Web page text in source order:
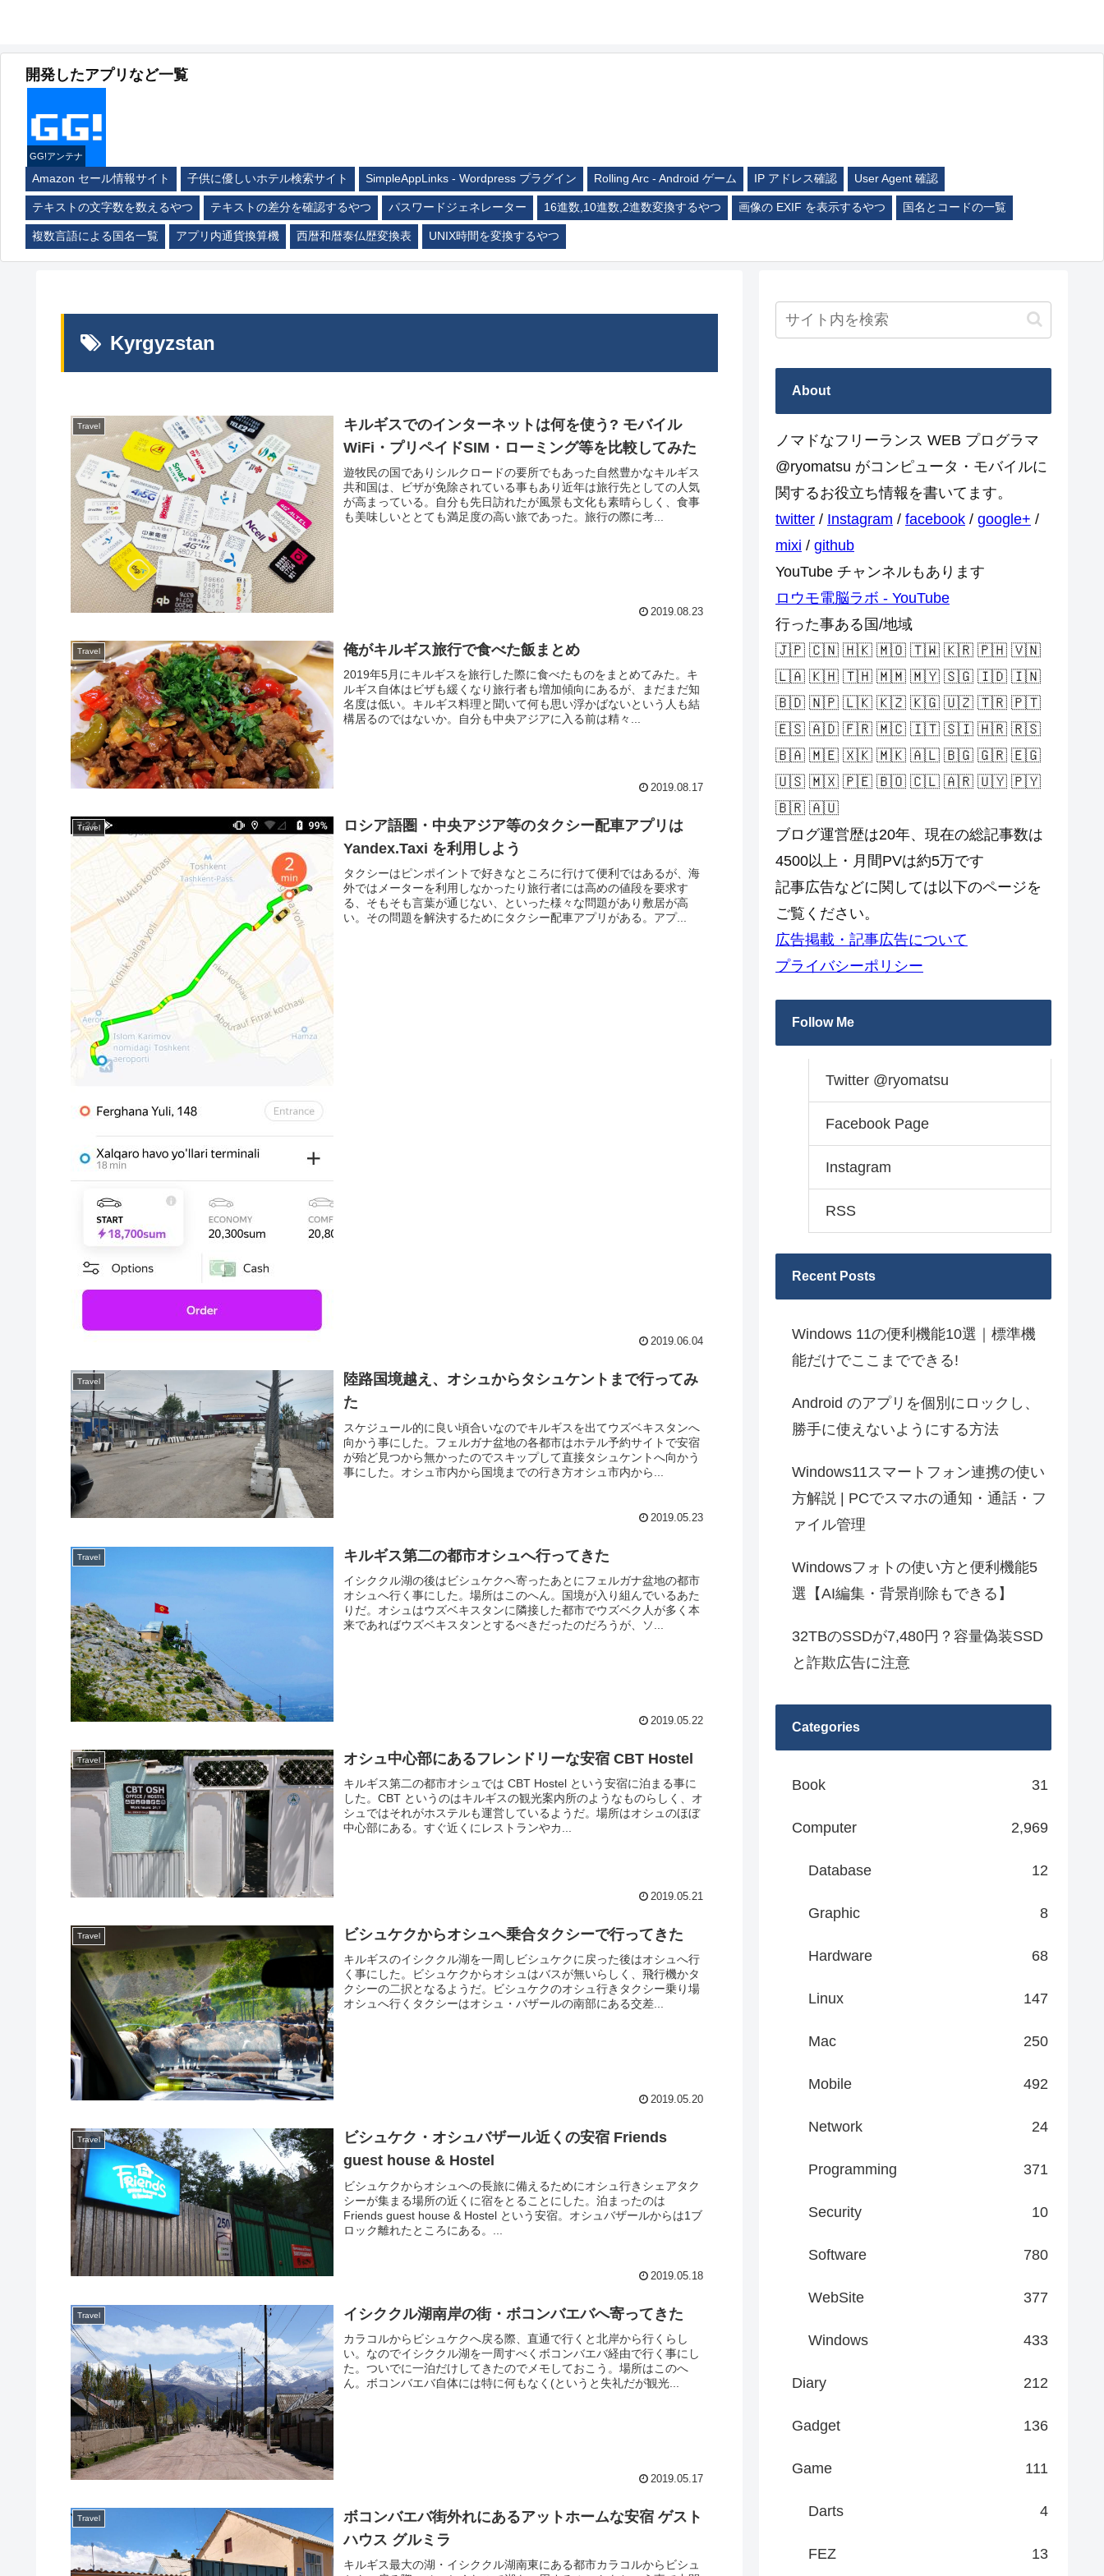
開発したアプリなど一覧
GG!アンテナ
Amazon セール情報サイト 子供に優しいホテル検索サイト SimpleAppLinks - Wordpress プラグイン Rolling Arc - Android ゲーム IP アドレス確認 User Agent 確認
テキストの文字数を数えるやつ テキストの差分を確認するやつ パスワードジェネレーター 16進数,10進数,2進数変換するやつ 画像の EXIF を表示するやつ 国名とコードの一覧
複数言語による国名一覧 アプリ内通貨換算機 西暦和暦泰仏歴変換表 UNIX時間を変換するやつ
Kyrgyzstan
Travel
キルギスでのインターネットは何を使う? モバイル
WiFi・プリペイドSIM・ローミング等を比較してみた
遊牧民の国でありシルクロードの要所でもあった自然豊かなキルギス
共和国は、ビザが免除されている事もあり近年は旅行先としての人気
が高まっている。自分も先日訪れたが風景も文化も素晴らしく、食事
も美味しいととても満足度の高い旅であった。旅行の際に考...
2019.08.23
Travel 俺がキルギス旅行で食べた飯まとめ
2019年5月にキルギスを旅行した際に食べたものをまとめてみた。キ
ルギス自体はビザも緩くなり旅行者も増加傾向にあるが、まだまだ知
名度は低い。キルギス料理と聞いて何も思い浮かばないという人も結
構居るのではないか。自分も中央アジアに入る前は精々...
2019.08.17
Travel
ロシア語圏・中央アジア等のタクシー配車アプリは
Yandex.Taxi を利用しよう
タクシーはピンポイントで好きなところに行けて便利ではあるが、海
外ではメーターを利用しなかったり旅行者には高めの値段を要求す
る、そもそも言葉が通じない、といった様々な問題があり敷居が高
い。その問題を解決するためにタクシー配車アプリがある。アプ...
2019.06.04
Travel
陸路国境越え、オシュからタシュケントまで行ってみ
た
スケジュール的に良い頃合いなのでキルギスを出てウズベキスタンへ
向かう事にした。フェルガナ盆地の各都市はホテル予約サイトで安宿
が殆ど見つから無かったのでスキップして直接タシュケントへ向かう
事にした。オシュ市内から国境までの行き方オシュ市内から...
2019.05.23
Travel キルギス第二の都市オシュへ行ってきた
イシククル湖の後はビシュケクへ寄ったあとにフェルガナ盆地の都市
オシュへ行く事にした。場所はこのへん。国境が入り組んでいるあた
りだ。オシュはウズベキスタンに隣接した都市でウズベク人が多く本
来であればウズベキスタンとするべきだったのだろうが、ソ...
2019.05.22
Travel オシュ中心部にあるフレンドリーな安宿 CBT Hostel
キルギス第二の都市オシュでは CBT Hostel という安宿に泊まる事に
した。CBT というのはキルギスの観光案内所のようなものらしく、オ
シュではそれがホステルも運営しているようだ。場所はオシュのほぼ
中心部にある。すぐ近くにレストランやカ...
2019.05.21
Travel ビシュケクからオシュへ乗合タクシーで行ってきた
キルギスのイシククル湖を一周しビシュケクに戻った後はオシュへ行
く事にした。ビシュケクからオシュはバスが無いらしく、飛行機かタ
クシーの二択となるようだ。ビシュケクのオシュ行きタクシー乗り場
オシュへ行くタクシーはオシュ・バザールの南部にある交差...
2019.05.20
Travel
ビシュケク・オシュバザール近くの安宿 Friends
guest house & Hostel
ビシュケクからオシュへの長旅に備えるためにオシュ行きシェアタク
シーが集まる場所の近くに宿をとることにした。泊まったのは
Friends guest house & Hostel という安宿。オシュバザールからは1ブ
ロック離れたところにある。...
2019.05.18
Travel イシククル湖南岸の街・ボコンバエバへ寄ってきた
カラコルからビシュケクへ戻る際、直通で行くと北岸から行くらし
い。なのでイシククル湖を一周すべくボコンバエバ経由で行く事にし
た。ついでに一泊だけしてきたのでメモしておこう。場所はこのへ
ん。ボコンバエバ自体には特に何もなく(というと失礼だが観光...
2019.05.17
Travel
ボコンバエバ街外れにあるアットホームな安宿 ゲスト
ハウス グルミラ
キルギス最大の湖・イシククル湖南東にある都市カラコルからビシュ
About
ノマドなフリーランス WEB プログラマ
@ryomatsu がコンピュータ・モバイルに
関するお役立ち情報を書いてます。
twitter / Instagram / facebook / google+ /
mixi / github
YouTube チャンネルもあります
ロウモ電脳ラボ - YouTube
行った事ある国/地域
🇯🇵 🇨🇳 🇭🇰 🇲🇴 🇹🇼 🇰🇷 🇵🇭 🇻🇳
🇱🇦 🇰🇭 🇹🇭 🇲🇲 🇲🇾 🇸🇬 🇮🇩 🇮🇳
🇧🇩 🇳🇵 🇱🇰 🇰🇿 🇰🇬 🇺🇿 🇹🇷 🇵🇹
🇪🇸 🇦🇩 🇫🇷 🇲🇨 🇮🇹 🇸🇮 🇭🇷 🇷🇸
🇧🇦 🇲🇪 🇽🇰 🇲🇰 🇦🇱 🇧🇬 🇬🇷 🇪🇬
🇺🇸 🇲🇽 🇵🇪 🇧🇴 🇨🇱 🇦🇷 🇺🇾 🇵🇾
🇧🇷 🇦🇺
ブログ運営歴は20年、現在の総記事数は
4500以上・月間PVは約5万です
記事広告などに関しては以下のページを
ご覧ください。
広告掲載・記事広告について
プライバシーポリシー
Follow Me
Twitter @ryomatsu
Facebook Page
Instagram
RSS
Recent Posts
Windows 11の便利機能10選｜標準機
能だけでここまでできる!
Android のアプリを個別にロックし、
勝手に使えないようにする方法
Windows11スマートフォン連携の使い
方解説 | PCでスマホの通知・通話・フ
ァイル管理
Windowsフォトの使い方と便利機能5
選【AI編集・背景削除もできる】
32TBのSSDが7,480円？容量偽装SSD
と詐欺広告に注意
Categories
Book 31
Computer 2,969
Database 12
Graphic 8
Hardware 68
Linux 147
Mac 250
Mobile 492
Network 24
Programming 371
Security 10
Software 780
WebSite 377
Windows 433
Diary 212
Gadget 136
Game 111
Darts 4
FEZ 13